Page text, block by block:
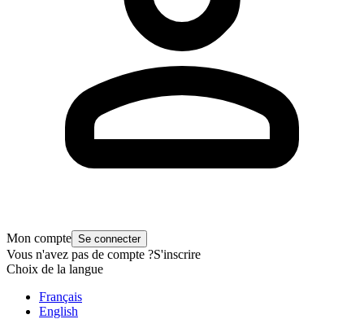
Mon compte Se connecter
Vous n'avez pas de compte ?S'inscrire
Choix de la langue
Français
English